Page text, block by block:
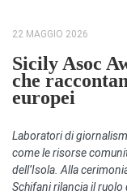
22 MAGGIO 2026
Sicily Asoc
che
europei
Laboratori di
come le risorse
dell’Isola. Alla
Schifani rilancia il